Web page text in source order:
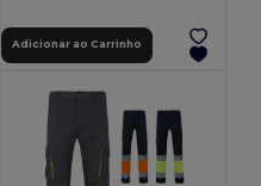
Adicionar ao Carrinho